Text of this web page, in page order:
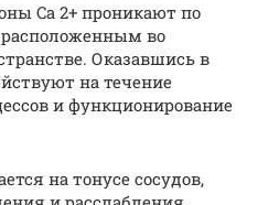
Ca 2+ проникают по
во
Оказавшись в
на течение
и функционирование
на тонусе сосудов,